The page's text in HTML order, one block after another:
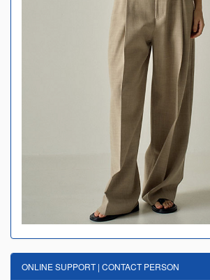
ONLINE SUPPORT | CONTACT PERSON